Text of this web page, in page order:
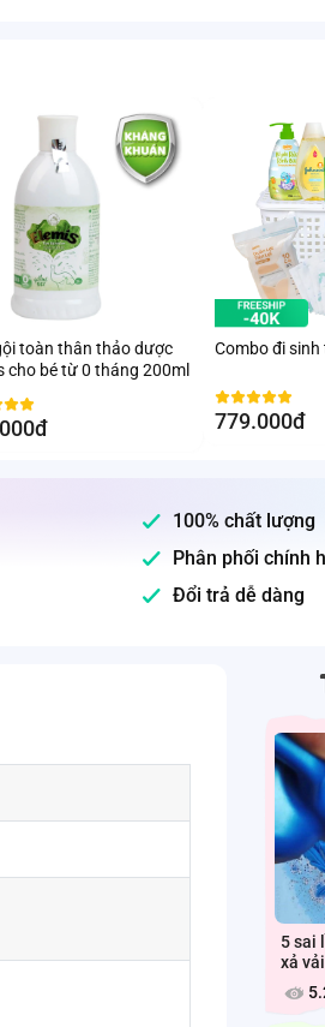
toàn thân thảo dược
cho bé từ 0 tháng 200ml
Combo đi sinh
779.000đ
100% chất lượng
Phân phối chính
Đổi trả dễ dàng
5 sai
xả